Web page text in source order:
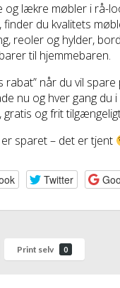
og lækre møbler i rå-
du kvalitets
reoler og hylder,
til hjemmebaren.
rabat” når du vil
nu og hver gang du
gratis og frit
sparet – det er tjent
Twitter
Print selv 0